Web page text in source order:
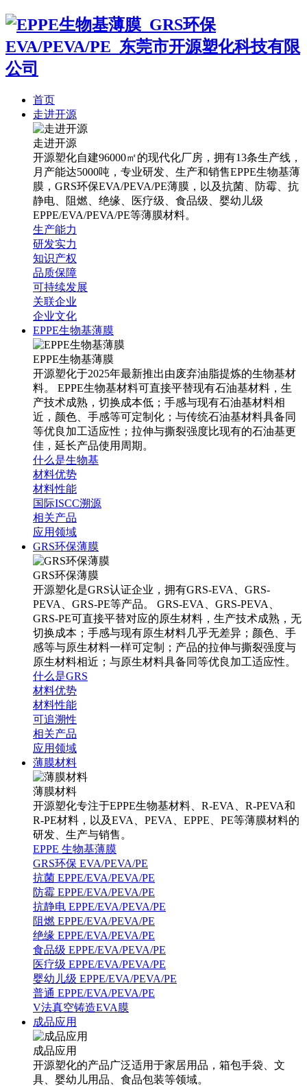
首页
走进开源
走进开源
开源塑化自建96000㎡的现代化厂房，拥有13条生产线，
月产能达5000吨，专业研发、生产和销售EPPE生物基薄
膜，GRS环保EVA/PEVA/PE薄膜，以及抗菌、防霉、抗
静电、阻燃、绝缘、医疗级、食品级、婴幼儿级
EPPE/EVA/PEVA/PE等薄膜材料。
生产能力
研发实力
知识产权
品质保障
可持续发展
关联企业
企业文化
EPPE生物基薄膜
EPPE生物基薄膜
开源塑化于2025年最新推出由废弃油脂提炼的生物基材
料。 EPPE生物基材料可直接平替现有石油基材料，生
产技术成熟，切换成本低；手感与现有石油基材料相
近，颜色、手感等可定制化；与传统石油基材料具备同
等优良加工适应性；拉伸与撕裂强度比现有的石油基更
佳，延长产品使用周期。
什么是生物基
材料优势
材料性能
国际ISCC溯源
相关产品
应用领域
GRS环保薄膜
GRS环保薄膜
开源塑化是GRS认证企业，拥有GRS-EVA、GRS-
PEVA、GRS-PE等产品。 GRS-EVA、GRS-PEVA、
GRS-PE可直接平替对应的原生材料，生产技术成熟，无
切换成本；手感与现有原生材料几乎无差异；颜色、手
感等与原生材料一样可定制；产品的拉伸与撕裂强度与
原生材料相近；与原生材料具备同等优良加工适应性。
什么是GRS
材料优势
材料性能
可追溯性
相关产品
应用领域
薄膜材料
薄膜材料
开源塑化专注于EPPE生物基材料、R-EVA、R-PEVA和
R-PE材料，以及EVA、PEVA、EPPE、PE等薄膜材料的
研发、生产与销售。
EPPE 生物基薄膜
GRS环保 EVA/PEVA/PE
抗菌 EPPE/EVA/PEVA/PE
防霉 EPPE/EVA/PEVA/PE
抗静电 EPPE/EVA/PEVA/PE
阻燃 EPPE/EVA/PEVA/PE
绝缘 EPPE/EVA/PEVA/PE
食品级 EPPE/EVA/PEVA/PE
医疗级 EPPE/EVA/PEVA/PE
婴幼儿级 EPPE/EVA/PEVA/PE
普通 EPPE/EVA/PEVA/PE
V法真空铸造EVA膜
成品应用
成品应用
开源塑化的产品广泛适用于家居用品，箱包手袋、文
具、婴幼儿用品、食品包装等领域。